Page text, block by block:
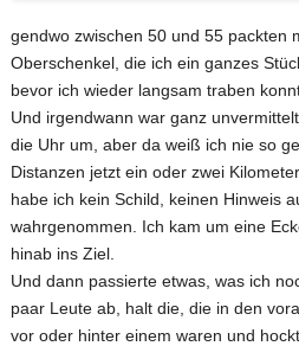
gendwo zwischen 50 und 55 packten
Oberschenkel, die ich ein ganzes
bevor ich wieder langsam traben
Und irgendwann war ganz
die Uhr um, aber da weiß ich nie so
Distanzen jetzt ein oder zwei
habe ich kein Schild, keinen Hinweis
wahrgenommen. Ich kam um eine
hinab ins Ziel.
Und dann passierte etwas, was ich
paar Leute ab, halt die, die in den
vor oder hinter einem waren und